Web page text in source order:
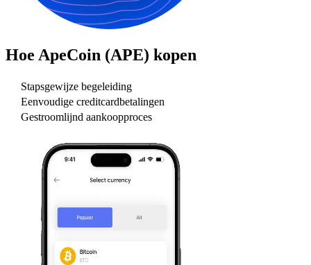
Hoe ApeCoin (APE) kopen
Stapsgewijze begeleiding
Eenvoudige creditcardbetalingen
Gestroomlijnd aankoopproces